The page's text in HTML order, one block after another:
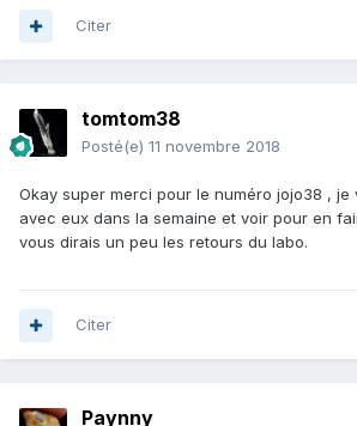
Citer
tomtom38
Posté(e) 11 novembre 2018
Okay super merci pour le numéro jojo38 ,
avec eux dans la semaine et voir pour en
vous dirais un peu les retours du labo.
Citer
Paynny